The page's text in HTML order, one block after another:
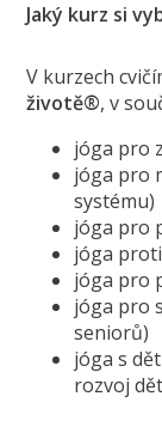
Jaký kurz si
V kurzech
životě®, v
jóga pro
jóga pro
systému)
jóga pro
jóga
jóga pro
jóga pro
seniorů)
jóga s
rozvoj